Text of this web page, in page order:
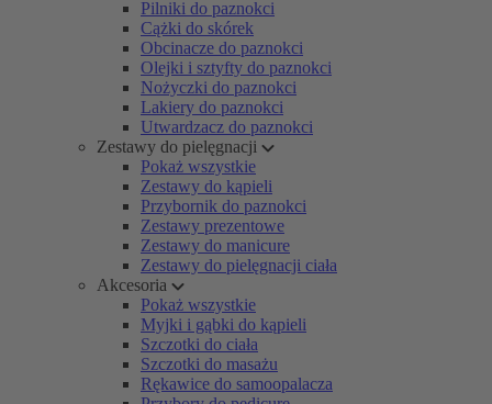
Pilniki do paznokci
Cążki do skórek
Obcinacze do paznokci
Olejki i sztyfty do paznokci
Nożyczki do paznokci
Lakiery do paznokci
Utwardzacz do paznokci
Zestawy do pielęgnacji
Pokaż wszystkie
Zestawy do kąpieli
Przybornik do paznokci
Zestawy prezentowe
Zestawy do manicure
Zestawy do pielęgnacji ciała
Akcesoria
Pokaż wszystkie
Myjki i gąbki do kąpieli
Szczotki do ciała
Szczotki do masażu
Rękawice do samoopalacza